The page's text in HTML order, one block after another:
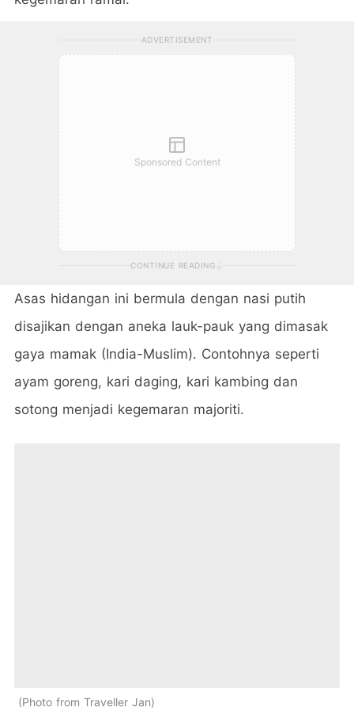
ADVERTISEMENT
Sponsored Content
CONTINUE READING
Asas hidangan ini bermula dengan nasi putih
disajikan dengan aneka lauk-pauk yang dimasak
gaya mamak (India-Muslim). Contohnya seperti
ayam goreng, kari daging, kari kambing dan
sotong menjadi kegemaran majoriti.
Photo from Traveller Jan